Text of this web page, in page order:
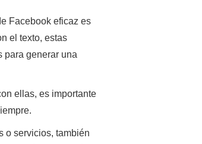
Facebook eficaz es
el texto, estas
para generar una
ellas, es importante
o servicios, también